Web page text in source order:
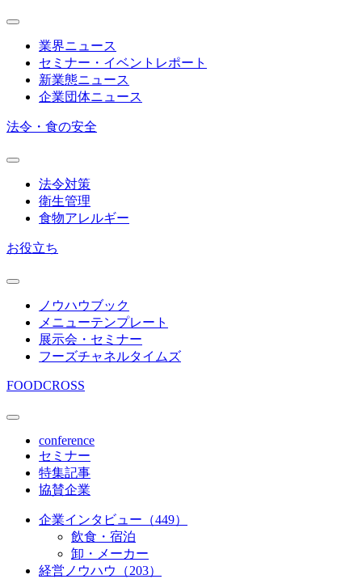
業界ニュース
セミナー・イベントレポート
新業態ニュース
企業団体ニュース
法令・食の安全
法令対策
衛生管理
食物アレルギー
お役立ち
ノウハウブック
メニューテンプレート
展示会・セミナー
フーズチャネルタイムズ
FOODCROSS
conference
セミナー
特集記事
協賛企業
企業インタビュー（449）
飲食・宿泊
卸・メーカー
経営ノウハウ（203）